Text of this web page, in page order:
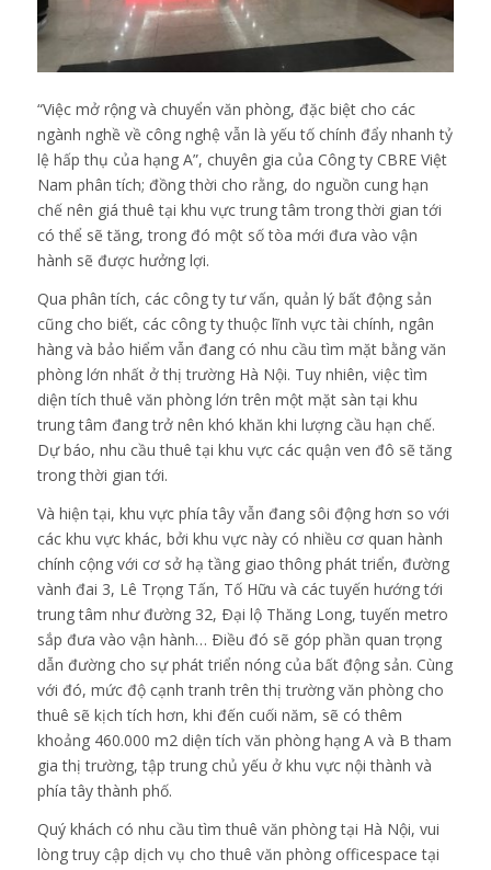
“Việc mở rộng và chuyển văn phòng, đặc biệt cho các
ngành nghề về công nghệ vẫn là yếu tố chính đẩy nhanh tỷ
lệ hấp thụ của hạng A”, chuyên gia của Công ty CBRE Việt
Nam phân tích; đồng thời cho rằng, do nguồn cung hạn
chế nên giá thuê tại khu vực trung tâm trong thời gian tới
có thể sẽ tăng, trong đó một số tòa mới đưa vào vận
hành sẽ được hưởng lợi.
Qua phân tích, các công ty tư vấn, quản lý bất động sản
cũng cho biết, các công ty thuộc lĩnh vực tài chính, ngân
hàng và bảo hiểm vẫn đang có nhu cầu tìm mặt bằng văn
phòng lớn nhất ở thị trường Hà Nội. Tuy nhiên, việc tìm
diện tích thuê văn phòng lớn trên một mặt sàn tại khu
trung tâm đang trở nên khó khăn khi lượng cầu hạn chế.
Dự báo, nhu cầu thuê tại khu vực các quận ven đô sẽ tăng
trong thời gian tới.
Và hiện tại, khu vực phía tây vẫn đang sôi động hơn so với
các khu vực khác, bởi khu vực này có nhiều cơ quan hành
chính cộng với cơ sở hạ tầng giao thông phát triển, đường
vành đai 3, Lê Trọng Tấn, Tố Hữu và các tuyến hướng tới
trung tâm như đường 32, Ðại lộ Thăng Long, tuyến metro
sắp đưa vào vận hành… Ðiều đó sẽ góp phần quan trọng
dẫn đường cho sự phát triển nóng của bất động sản. Cùng
với đó, mức độ cạnh tranh trên thị trường văn phòng cho
thuê sẽ kịch tích hơn, khi đến cuối năm, sẽ có thêm
khoảng 460.000 m2 diện tích văn phòng hạng A và B tham
gia thị trường, tập trung chủ yếu ở khu vực nội thành và
phía tây thành phố.
Quý khách có nhu cầu tìm thuê văn phòng tại Hà Nội, vui
lòng truy cập dịch vụ cho thuê văn phòng officespace tại